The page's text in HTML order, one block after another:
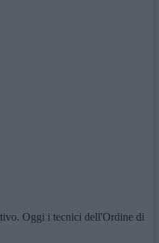
Oggi i tecnici dell'Ordine di